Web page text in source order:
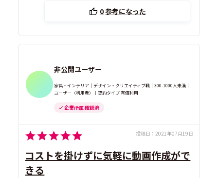
0参考になった
非公開ユーザー
家具・インテリア｜デザイン・クリエイティブ職｜300-1000人未満｜
ユーザー（利用者）｜契約タイプ 有償利用
企業所属 確認済
投稿日： 2021年07月19日
コストを掛けずに気軽に動画作成がで
きる